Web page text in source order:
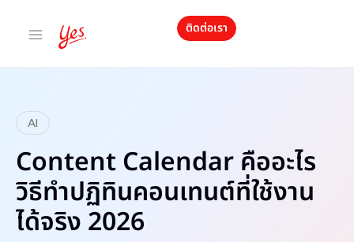
ติดต่อเรา
AI
Content Calendar คืออะไร
วิธีทำปฏิทินคอนเทนต์ที่ใช้งาน
ได้จริง 2026